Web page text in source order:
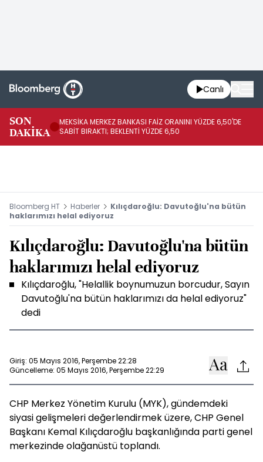
Canlı
SON
DAKİKA
MEKSİKA MERKEZ BANKASI FAİZ ORANINI YÜZDE 6,50'DE
SABİT BIRAKTI; BEKLENTİ YÜZDE 6,50
Bloomberg HT Haberler
Kılıçdaroğlu: Davutoğlu'na bütün
haklarımızı helal ediyoruz
Kılıçdaroğlu: Davutoğlu'na bütün
haklarımızı helal ediyoruz
Kılıçdaroğlu, "Helallik boynumuzun borcudur, Sayın
Davutoğlu'na bütün haklarımızı da helal ediyoruz"
dedi
Giriş: 05 Mayıs 2016, Perşembe 22:28
Güncelleme: 05 Mayıs 2016, Perşembe 22:29
CHP Merkez Yönetim Kurulu (MYK), gündemdeki
siyasi gelişmeleri değerlendirmek üzere, CHP Genel
Başkanı Kemal Kılıçdaroğlu başkanlığında parti genel
merkezinde olağanüstü toplandı.